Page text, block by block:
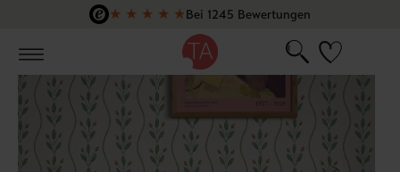
Zum Hauptinhalt springen
★ ★ ★ ★ ★Bei 1245 Bewertungen